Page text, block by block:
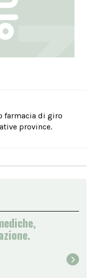
farmacia di giro
province.